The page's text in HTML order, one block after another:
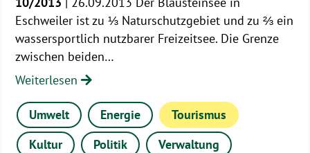
Eschweiler ist zu ⅓ Naturschutzgebiet und zu ⅔ ein
wassersportlich nutzbarer Freizeitsee. Die Grenze
zwischen beiden…
Weiterlesen
Umwelt Energie
Tourismus
Kultur
Politik Verwaltung